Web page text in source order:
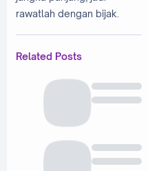
rawatlah dengan bijak.
Related Posts